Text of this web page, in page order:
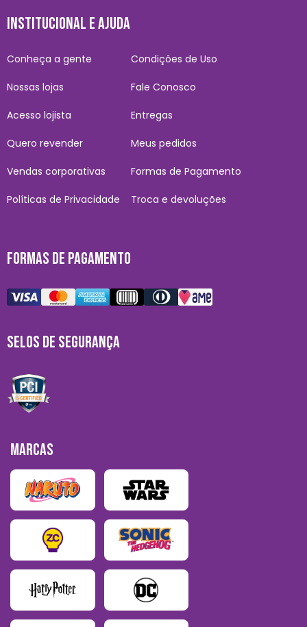
INSTITUCIONAL E AJUDA
Conheça a gente
Nossas lojas
Acesso lojista
Quero revender
Vendas corporativas
Políticas de Privacidade
Condições de Uso
Fale Conosco
Entregas
Meus pedidos
Formas de Pagamento
Troca e devoluções
FORMAS DE PAGAMENTO
SELOS DE SEGURANÇA
MARCAS